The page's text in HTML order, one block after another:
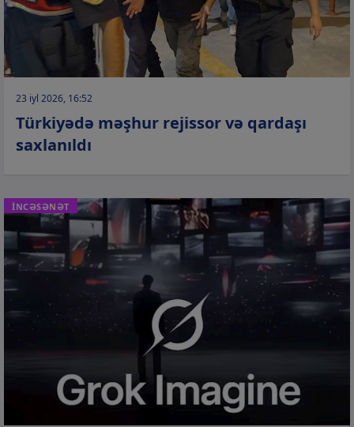
23 iyl 2026, 16:52
Türkiyədə məşhur rejissor və qardaşı
saxlanıldı
İNCƏSƏNƏT